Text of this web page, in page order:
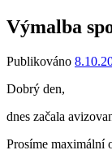
Výmalba
Publikováno
Dobrý den,
dnes začala
Prosíme maximální